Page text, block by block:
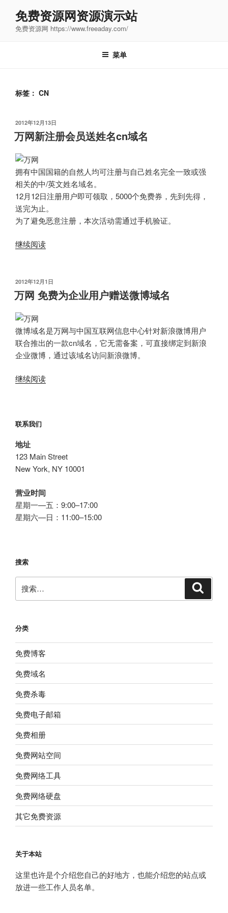
免费资源网资源演示站
免费资源网 https://www.freeaday.com/
菜单
标签： CN
发
布
于
2012年12月13日
万网新注册会员送姓名cn域名
拥有中国国籍的自然人均可注册与自己姓名完全一致或强
相关的中/英文姓名域名。
12月12日注册用户即可领取，5000个免费券，先到先得，
送完为止。
为了避免恶意注册，本次活动需通过手机验证。
继续阅读“万
注
册
送
姓
域
发
布
于
2012年12月1日
万网 免费为企业用户赠送微博域名
微博域名是万网与中国互联网信息中心针对新浪微博用户
联合推出的一款cn域名，它无需备案，可直接绑定到新浪
企业微博，通过该域名访问新浪微博。
继续阅读“万
户
赠
送
微
博
联系我们
地址
123 Main Street
New York, NY 10001
营业时间
星期一—五：9:00–17:00
星期六—日：11:00–15:00
搜索
索：
分类
免费博客
免费域名
免费杀毒
免费电子邮箱
免费相册
免费网站空间
免费网络工具
免费网络硬盘
其它免费资源
关于本站
这里也许是个介绍您自己的好地方，也能介绍您的站点或
放进一些工作人员名单。